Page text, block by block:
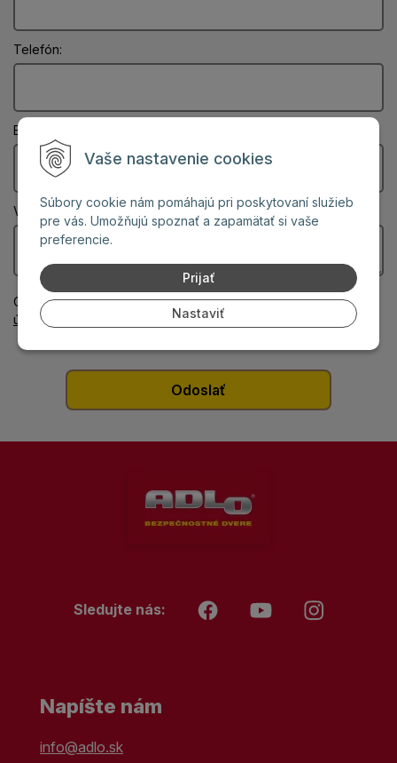
Vaše nastavenie cookies
Súbory cookie nám pomáhajú pri poskytovaní služieb
pre vás. Umožňujú spoznať a zapamätať si vaše
preferencie.
Prijať
Nastaviť
Telefón:
Email: (Povinný údaj)
Vaša správa: (Povinný údaj)
Odoslaním formulára súhlasíteso spracovaním osobných
údajov
Sledujte nás:
Napíšte nám
info@adlo.sk